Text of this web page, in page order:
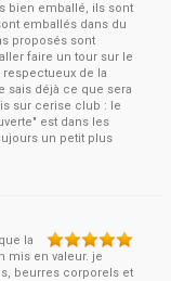
bien emballé, ils sont
emballés dans du
proposés sont
faire un tour sur le
de la
sais déjà ce que sera
sur cerise club : le
est dans les
un petit plus
la
mis en valeur. je
beurres corporels et